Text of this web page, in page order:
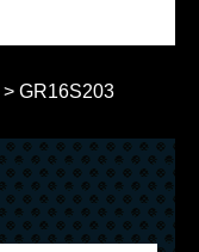
> GR16S203